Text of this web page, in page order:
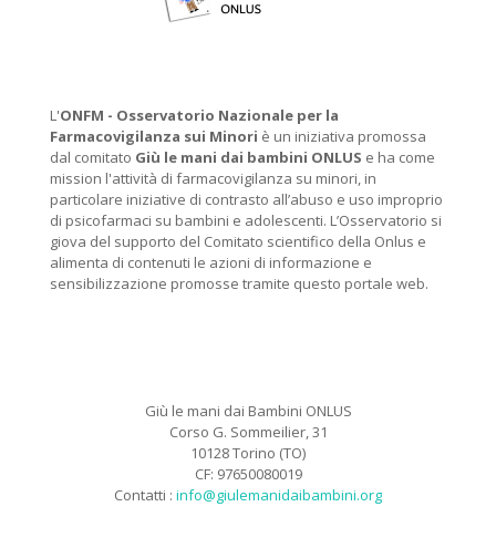
L'ONFM - Osservatorio Nazionale per la
Farmacovigilanza sui Minori è un iniziativa promossa
dal comitato Giù le mani dai bambini ONLUS e ha come
mission l'attività di farmacovigilanza su minori, in
particolare iniziative di contrasto all’abuso e uso improprio
di psicofarmaci su bambini e adolescenti. L’Osservatorio si
giova del supporto del Comitato scientifico della Onlus e
alimenta di contenuti le azioni di informazione e
sensibilizzazione promosse tramite questo portale web.
Giù le mani dai Bambini ONLUS
Corso G. Sommeilier, 31
10128 Torino (TO)
CF: 97650080019
Contatti : info@giulemanidaibambini.org